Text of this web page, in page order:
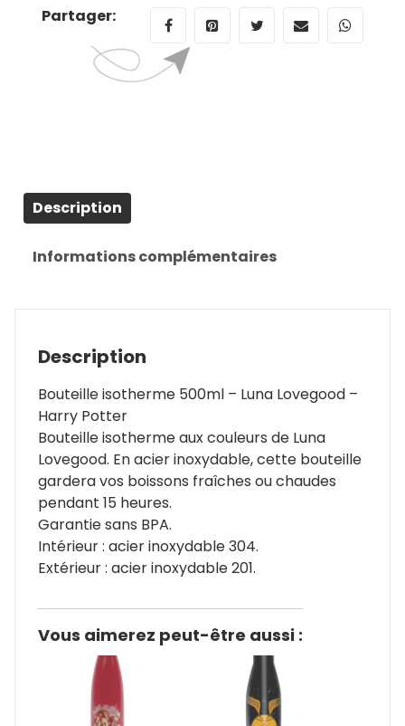
Partager:
Description
Informations complémentaires
Description
Bouteille isotherme 500ml – Luna Lovegood –
Harry Potter
Bouteille isotherme aux couleurs de Luna
Lovegood. En acier inoxydable, cette bouteille
gardera vos boissons fraîches ou chaudes
pendant 15 heures.
Garantie sans BPA.
Intérieur : acier inoxydable 304.
Extérieur : acier inoxydable 201.
Vous aimerez peut-être aussi :